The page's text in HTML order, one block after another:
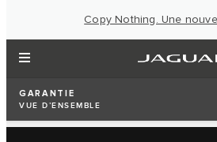
Copy Nothing. Une
GARANTIE
VUE D’ENSEMBLE